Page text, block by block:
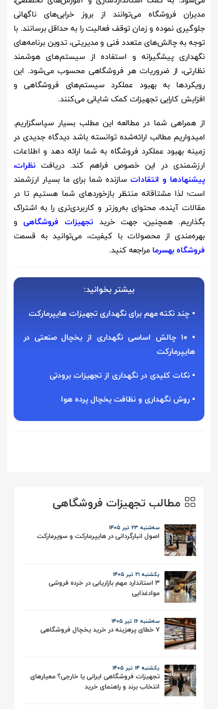
مدیران فروشگاه می‌توانند از بروز خرابی‌های ناگهانی
جلوگیری نموده و زمان توقف فعالیت را به حداقل برسانند. با
توجه به چالش‌های متعدد فنی و مدیریتی، تدوین برنامه‌های
نگهداری پیشگیرانه و استفاده از سیستم‌های هوشمند
نظارتی، از ضروریات هر فروشگاهی محسوب می‌شود. این
رویکردها به بهبود عملکرد سیستم‌های فروشگاهی و
افزایش کارایی تجهیزات کمک شایانی می‌کنند.
از همراهی شما در مطالعه این مطلب بسیار سپاسگزاریم.
امیدواریم مطالب ارائه‌شده توانسته باشد دیدگاه جدیدی در
زمینه بهبود عملکرد فروشگاه به شما ارائه دهد و اطلاعات
ارزشمندی در این خصوص فراهم کند. دریافتنظرات،
پیشنهادها و انتقاداتسازنده شما برای ما بسیار ارزشمند
است؛ لذا مشتاقانه منتظر بازخوردهای شما هستیم تا در
مقالات آینده، محتوای به‌روزتر و کاربردی‌تری را به اشتراک
بگذاریم. همچنین، جهت خرید تجهیزات فروشگاهیو
بهره‌مندی از محصولات با کیفیت، می‌توانید به قسمت
فروشگاه بهسرما مراجعه کنید.
بیشتر بخوانید:
• چند نکته مهم برای نگهداری تجهیزات هایپرمارکت
•
۱۰ چالش اساسی نگهداری از یخچال صنعتی در
هایپرمارکت
•نکات کلیدی در نگهداری از تجهیزات برودتی
•روش نگهداری و نظافت یخچال پرده هوا
مطالب تجهیزات فروشگاهی
سه‌شنبه 23 تیر ۱۴۰۵
اصول انبارگردانی در هایپرمارکت و سوپرمارکت
یکشنبه 21 تیر ۱۴۰۵
3 استاندارد مهم بازاریابی در خرده فروشی
موادغذایی
سه‌شنبه 16 تیر ۱۴۰۵
7 خطای پرهزینه در خرید یخچال فروشگاهی
یکشنبه 14 تیر ۱۴۰۵
تجهیزات فروشگاهی ایرانی یا خارجی؟ معیارهای
انتخاب برند و راهنمای خرید